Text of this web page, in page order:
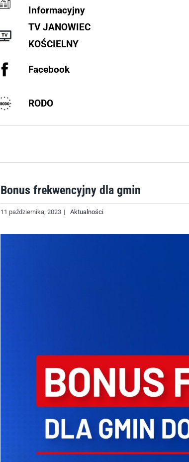
Informacyjny
TV JANOWIEC
KOŚCIELNY
Facebook
RODO
Bonus frekwencyjny dla gmin
11 października, 2023 | Aktualności